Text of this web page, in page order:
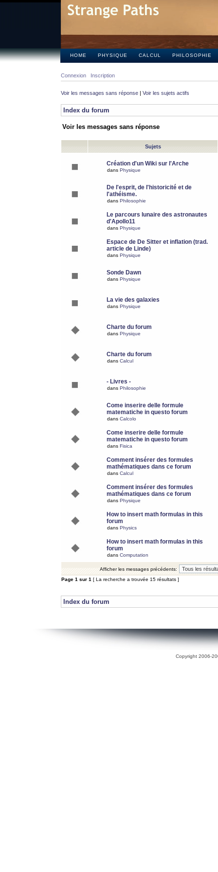
HOME PHYSIQUE CALCUL PHILOSOPHIE
Connexion Inscription
Voir les messages sans réponse | Voir les sujets actifs
Index du forum
Voir les messages sans réponse
Sujets
Création d'un Wiki sur l'Arche
dans Physique
De l'esprit, de l'historicité et de
l'athéisme.
dans Philosophie
Le parcours lunaire des astronautes
d'Apollo11
dans Physique
Espace de De Sitter et inflation (trad.
article de Linde)
dans Physique
Sonde Dawn
dans Physique
La vie des galaxies
dans Physique
Charte du forum
dans Physique
Charte du forum
dans Calcul
- Livres -
dans Philosophie
Come inserire delle formule
matematiche in questo forum
dans Calcolo
Come inserire delle formule
matematiche in questo forum
dans Fisica
Comment insérer des formules
mathématiques dans ce forum
dans Calcul
Comment insérer des formules
mathématiques dans ce forum
dans Physique
How to insert math formulas in this
forum
dans Physics
How to insert math formulas in this
forum
dans Computation
Afficher les messages précédents:
Page 1 sur 1 [ La recherche a trouvée 15 résultats ]
Index du forum
Copyright 2006-